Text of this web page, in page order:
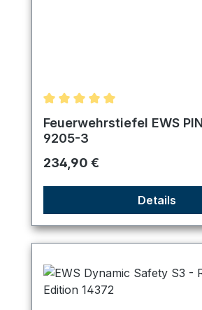
Durchschnittliche Bewertung
Feuerwehrstiefel EWS
9205-3
Regulärer Preis:
234,90 €
Details